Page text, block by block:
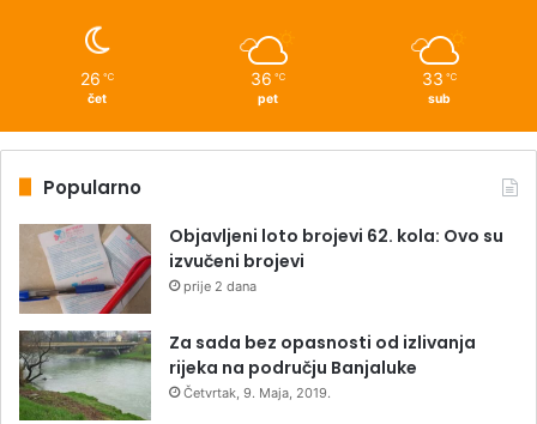
26 ℃
čet
36 ℃
pet
33 ℃
sub
Popularno
Objavljeni loto brojevi 62. kola: Ovo su
izvučeni brojevi
prije 2 dana
Za sada bez opasnosti od izlivanja
rijeka na području Banjaluke
Četvrtak, 9. Maja, 2019.